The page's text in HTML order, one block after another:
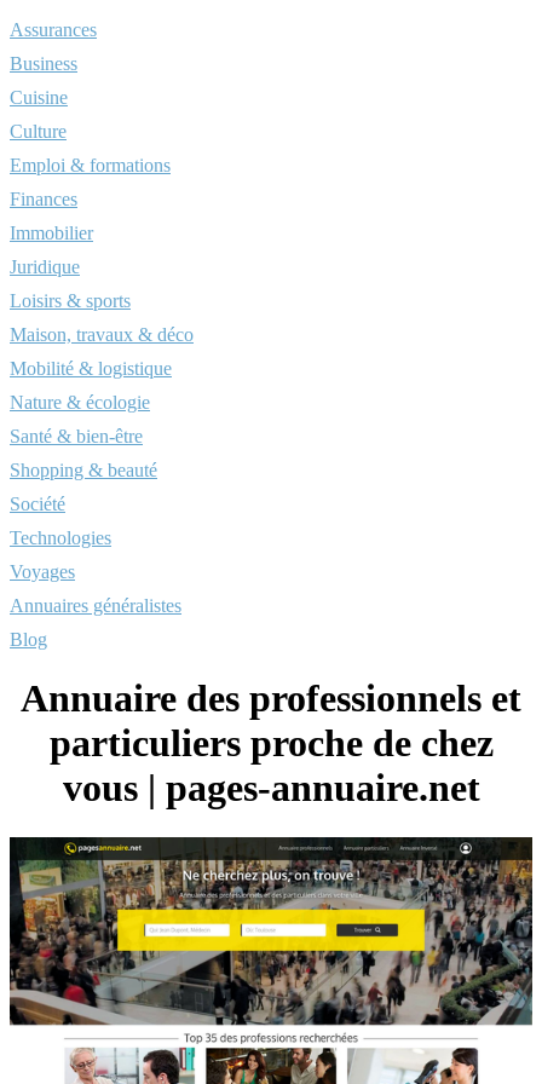
Assurances
Business
Cuisine
Culture
Emploi & formations
Finances
Immobilier
Juridique
Loisirs & sports
Maison, travaux & déco
Mobilité & logistique
Nature & écologie
Santé & bien-être
Shopping & beauté
Société
Technologies
Voyages
Annuaires généralistes
Blog
Annuaire des professionnels et
particuliers proche de chez
vous | pages-annuaire.net